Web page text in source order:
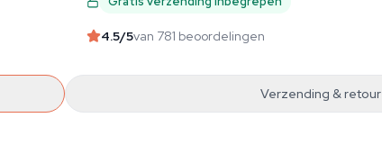
4.5/5van 781 beoordelingen
Verzending & retour